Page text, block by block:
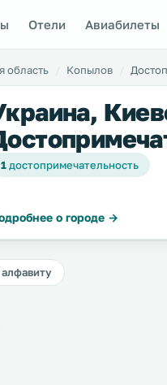
Отели Авиабилеты
область Копылов
1достопримечательность
о городе →